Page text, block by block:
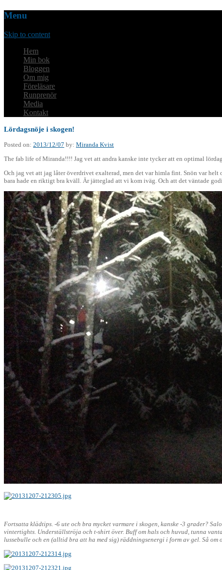
Menu
Skip to content
Hem
Min bok
Bloggen
Om mig
Föreläsare
Runprenör
Media
Kontakt
Lördagsnöje i skogen!
Posted on: 2013/12/07 by: Miranda Kvist
The fab life of Miranda!!!! Jag vet att andra kanske inte tycker att en optimal
Och jag vet att jag låter överdrivet exalterad, men det var himla fint. Snön var helt
bara hade en riktigt bra kväll. Är jätteglad att vi kom iväg. Och att det väntade
Fortsatta klädtips. -6 ute och bra mycket varmare i skogen, kanske -3 grader?
vintertights. Underställströja och t-shirt över. Buff om hals och huvud, tunna
lussebulle och en (alltid bra att ha med sig) räddningsenergi i form av gel. Så